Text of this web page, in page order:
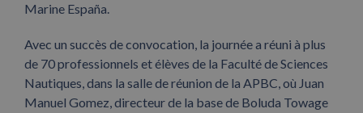
Marine España.
Avec un succès de convocation, la journée a réuni à plus
de 70 professionnels et élèves de la Faculté de Sciences
Nautiques, dans la salle de réunion de la APBC, où Juan
Manuel Gomez, directeur de la base de Boluda Towage